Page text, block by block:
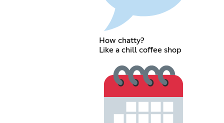
How chatty?
Like a chill coffee shop